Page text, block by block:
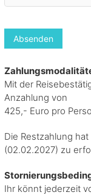
Absenden
Mit der
Anzahlung von
425,- Euro pro
Die Restzahlung
(02.02.2027) zu
Ihr könnt jederzeit